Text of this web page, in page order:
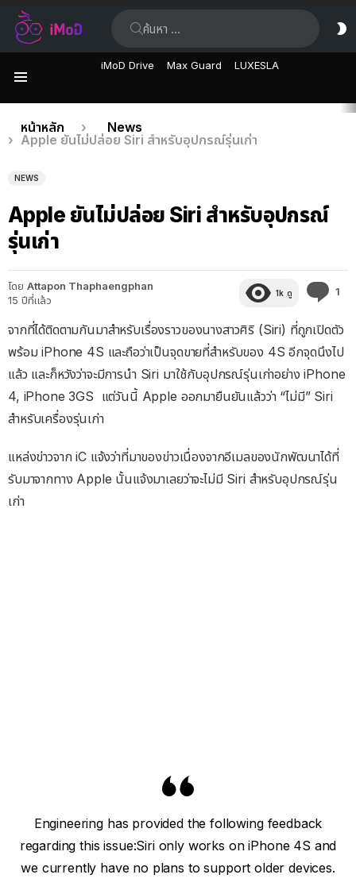
iMoD Drive Max Guard LUXESLA
เรื่อง
ล่าสุด
คุณอยู่ที่นี่:
หน้าหลัก
News
Apple ยันไม่ปล่อย Siri สำหรับอุปกรณ์รุ่นเก่า
NEWS
Apple ยันไม่ปล่อย Siri สำหรับอุปกรณ์
รุ่นเก่า
โดย Attapon Thaphaengphan
15 ปีที่แล้ว
1k ดู 1
จากที่ได้ติดตามกันมาสำหรับเรื่องราวของนางสาวศิริ (Siri) ที่ถูกเปิดตัว
พร้อม iPhone 4S และถือว่าเป็นจุดขายที่สำหรับของ 4S อีกจุดนึงไป
แล้ว และก็หวังว่าจะมีการนำ Siri มาใช้กับอุปกรณ์รุ่นเก่าอย่าง iPhone
4, iPhone 3GS แต่วันนี้ Apple ออกมายืนยันแล้วว่า “ไม่มี” Siri
สำหรับเครื่องรุ่นเก่า
แหล่งข่าวจาก iC แจ้งว่าที่มาของข่าวเนื่องจากอีเมลของนักพัฒนาได้ที่
รับมาจากทาง Apple นั้นแจ้งมาเลยว่าจะไม่มี Siri สำหรับอุปกรณ์รุ่น
เก่า
Engineering has provided the following feedback
regarding this issue:Siri only works on iPhone 4S and
we currently have no plans to support older devices.